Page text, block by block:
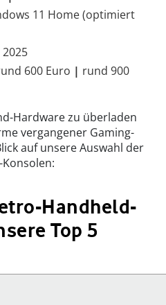
11 Home (optimiert
600 Euro | rund 900
Hardware zu überladen
vergangener Gaming-
auf unsere Auswahl der
Handheld-
Top 5